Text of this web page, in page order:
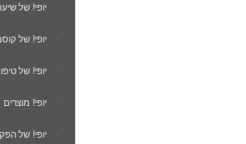
יופי! של
יופי! של
יופי! של
יופי!
יופי! של